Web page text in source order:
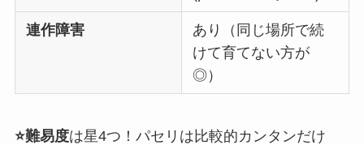
連作障害
あり（同じ場所で続
けて育てない方が
◎）
⭐難易度は星4つ！パセリは比較的カンタンだけ